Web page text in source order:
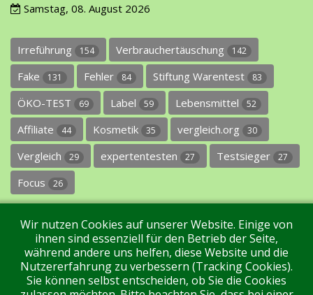
Samstag, 08. August 2026
Irreführung 154 Verbrauchertäuschung 142
Fake 131 Fehler 84 Stiftung Warentest 83
ÖKO-TEST 69 Label 59 Lebensmittel 52
Affiliate 44 Kosmetik 35 vergleich.org 30
Vergleich 29 expertentesten 27 Testsieger 27
Focus 26
Impressum Datenschutz Über uns Kontakt
Wir nutzen Cookies auf unserer Website. Einige von
ihnen sind essenziell für den Betrieb der Seite,
während andere uns helfen, diese Website und die
Nutzererfahrung zu verbessern (Tracking Cookies).
Sie können selbst entscheiden, ob Sie die Cookies